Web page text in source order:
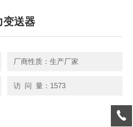
变送器
厂商性质：生产厂家
访 问 量：1573